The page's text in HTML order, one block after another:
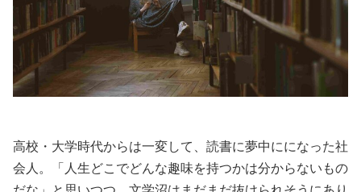
高校・大学時代からは一変して、読書に夢中にになった社
会人。「人生どこでどんな趣味を持つかは分からないもの